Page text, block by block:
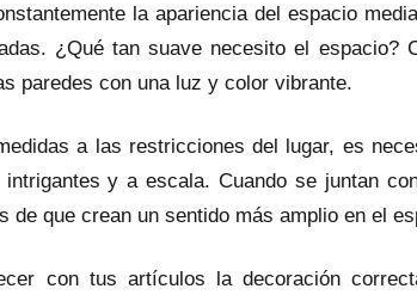
la apariencia del espacio
¿Qué tan suave necesito el espacio?
paredes con una luz y color vibrante.
a las restricciones del lugar, es
y a escala. Cuando se juntan
de que crean un sentido más amplio en el
con tus artículos la decoración